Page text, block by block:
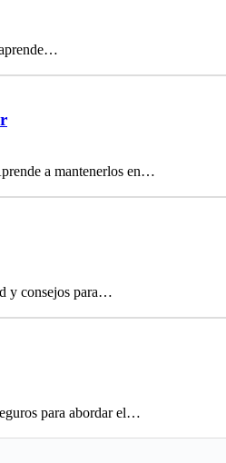
a mantenerlos en…
y consejos para…
para abordar el…